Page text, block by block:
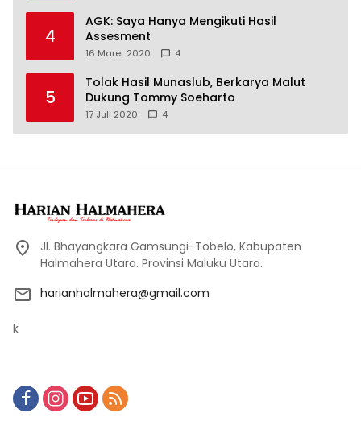
4
AGK: Saya Hanya Mengikuti Hasil
Assesment
16 Maret 2020 4
5
Tolak Hasil Munaslub, Berkarya Malut
Dukung Tommy Soeharto
17 Juli 2020 4
Jl. Bhayangkara Gamsungi-Tobelo, Kabupaten
Halmahera Utara. Provinsi Maluku Utara.
harianhalmahera@gmail.com
k